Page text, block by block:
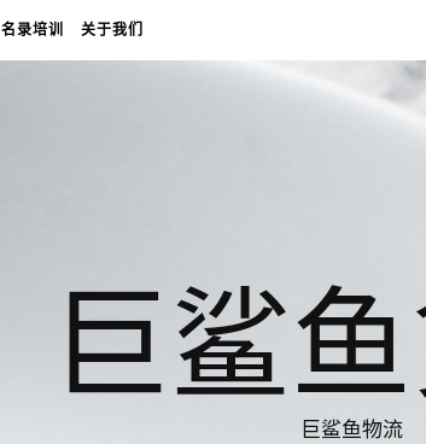
名录培训 关于我们
巨鲨
巨鲨鱼物流